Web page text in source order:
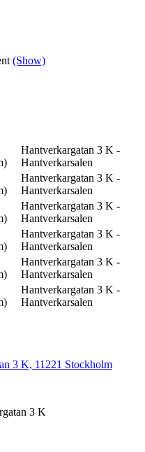
(Show)
Hantverkargatan 3 K -
Hantverkarsalen
Hantverkargatan 3 K -
Hantverkarsalen
Hantverkargatan 3 K -
Hantverkarsalen
Hantverkargatan 3 K -
Hantverkarsalen
Hantverkargatan 3 K -
Hantverkarsalen
Hantverkargatan 3 K -
Hantverkarsalen
3 K, 11221 Stockholm
3 K